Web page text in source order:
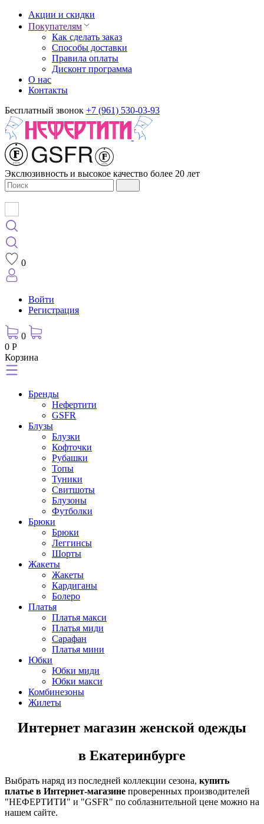
Акции и скидки
Покупателям
Как сделать заказ
Способы доставки
Правила оплаты
Дисконт программа
О нас
Контакты
Бесплатный звонок +7 (961) 530-03-93
Экслюзивность и высокое качество более 20 лет
0
Войти
Регистрация
0
0 Р
Корзина
Бренды
Нефертити
GSFR
Блузы
Блузки
Кофточки
Рубашки
Топы
Туники
Свитшоты
Блузоны
Футболки
Брюки
Брюки
Леггинсы
Шорты
Жакеты
Жакеты
Кардиганы
Болеро
Платья
Платья макси
Платья миди
Сарафан
Платья мини
Юбки
Юбки миди
Юбки макси
Комбинезоны
Жилеты
Интернет магазин женской одежды
в Екатеринбурге
Выбрать наряд из последней коллекции сезона, купить
платье в Интернет-магазине проверенных производителей
"НЕФЕРТИТИ" и "GSFR" по соблазнительной цене можно на
нашем сайте.